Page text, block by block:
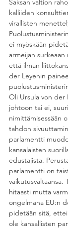
Saksan valtion
kalliiden
virallisten
ei myöskään
armeijan
että ilman
der Leyenin
Oli Ursula von der
johtoon tai ei,
nimittämisessään
tahdon
parlamentti
kansalaisten
edustajista.
parlamentti on
vaikutusvaltaansa.
hitaasti mutta
ongelmana EU:n
pidetään sitä,
ole kansallisten